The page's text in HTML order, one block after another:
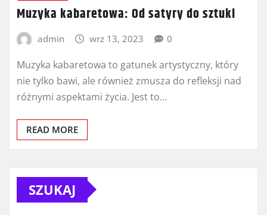
Muzyka kabaretowa: Od satyry do sztuki
admin wrz 13, 2023 0
Muzyka kabaretowa to gatunek artystyczny, który
nie tylko bawi, ale również zmusza do refleksji nad
różnymi aspektami życia. Jest to…
READ MORE
SZUKAJ